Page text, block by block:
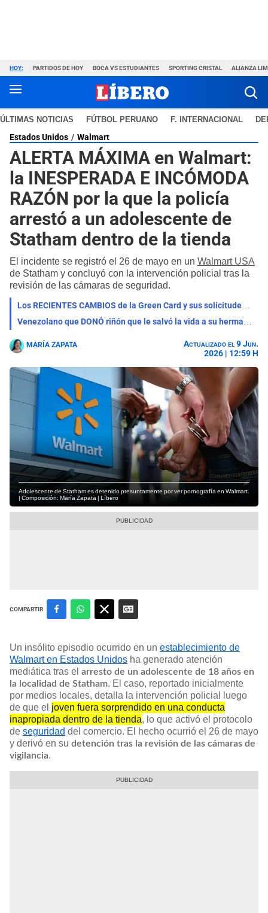
HOY: PARTIDOS DE HOY BOCA VS ESTUDIANTES SPORTING CRISTAL ALIANZA
ÚLTIMAS NOTICIAS FÚTBOL PERUANO F. INTERNACIONAL
Estados Unidos Walmart
ALERTA MÁXIMA en Walmart:
la INESPERADA E INCÓMODA
RAZÓN por la que la policía
arrestó a un adolescente de
Statham dentro de la tienda
El incidente se registró el 26 de mayo en un Walmart USA
de Statham y concluyó con la intervención policial tras la
revisión de las cámaras de seguridad.
Los RECIENTES CAMBIOS de la Green Card y sus solicitudes entraron en vigencia HOY
Venezolano que DONÓ riñón que le salvó la vida a su hermano FUE DETENIDO por ICE
MARÍA ZAPATA
Actualizado el 9 Jun.
2026 | 12:59 H
Adolescente de Statham es detenido presuntamente por ver pornografía en Walmart.
| Composición: María Zapata | Líbero
COMPARTIR
Un insólito episodio ocurrido en un establecimiento de
Walmart en Estados Unidos ha generado atención
mediática tras el arresto de un adolescente de 18 años en
la localidad de Statham. El caso, reportado inicialmente
por medios locales, detalla la intervención policial luego
de que el joven fuera sorprendido en una conducta
inapropiada dentro de la tienda, lo que activó el protocolo
de seguridad del comercio. El hecho ocurrió el 26 de mayo
y derivó en su detención tras la revisión de las cámaras de
vigilancia.